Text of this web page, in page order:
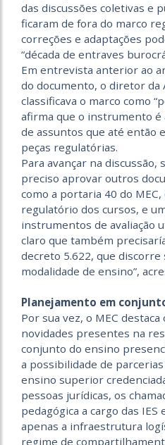
das discussões coletivas e
ficaram de fora do marco
correções e adaptações
“década de entraves
Em entrevista anterior ao
do documento, o diretor da
classificava o marco como
afirma que o instrumento é
de assuntos que até então
peças regulatórias.
Para avançar na discussão,
preciso aprovar outros
como a portaria 40 do
regulatório dos cursos, e
instrumentos de avaliação
claro que também
decreto 5.622, que discorre
modalidade de ensino”,
Planejamento em
Por sua vez, o MEC
novidades presentes na
conjunto do ensino
a possibilidade de
ensino superior
pessoas jurídicas, os
pedagógica a cargo das
apenas a infraestrutura
regime de